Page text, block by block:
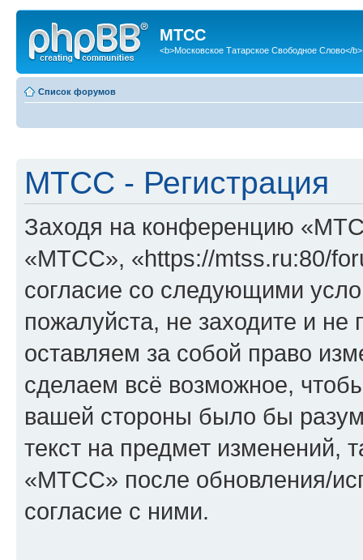
МТСС
<b>Московское Татарское Свободное Слово</b>
Список форумов
МТСС - Регистрация
Заходя на конференцию
«МТСС», «https://mtss.ru:80/
согласие со следующими
пожалуйста, не заходите и
оставляем за собой право
сделаем всё возможное,
вашей стороны было бы
текст на предмет изменений,
«МТСС» после обновления/
согласие с ними.